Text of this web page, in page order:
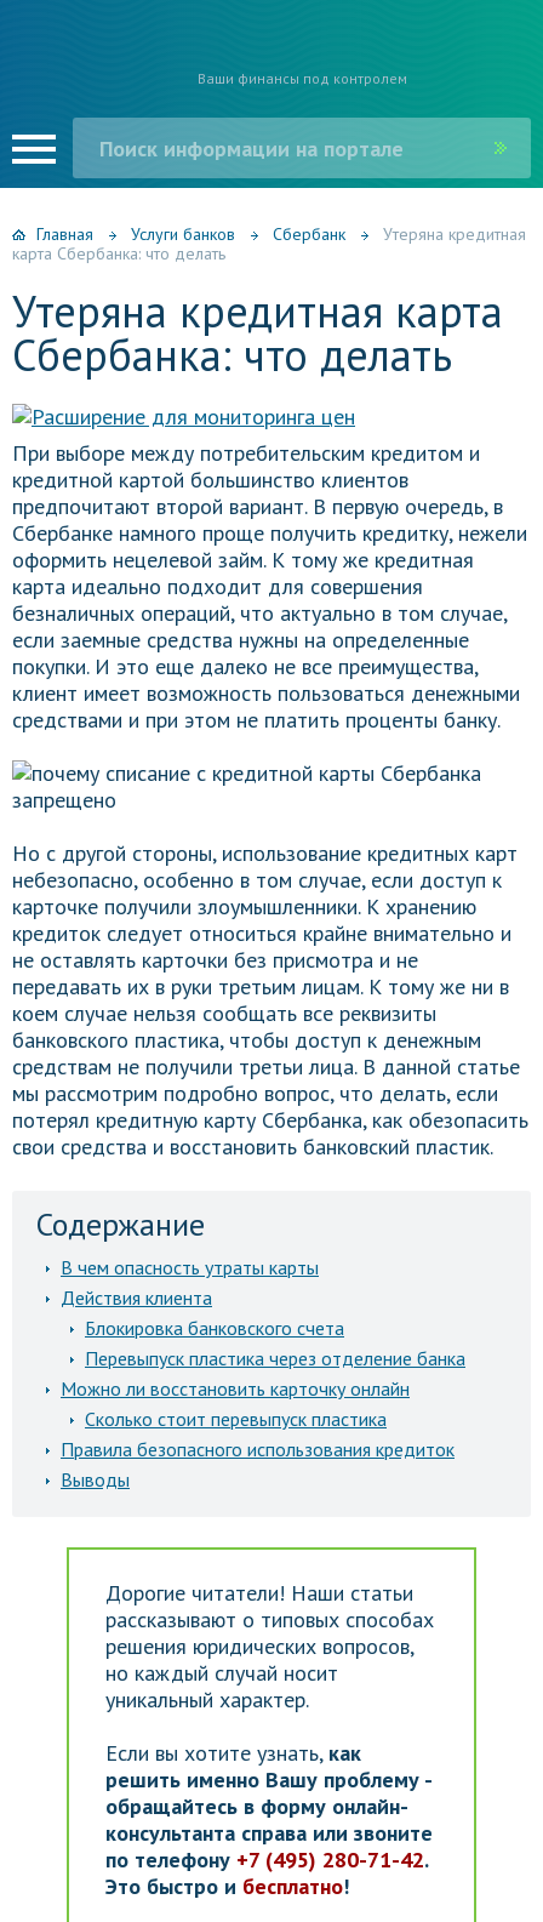
Ваши финансы под контролем
Главная Услуги банков Сбербанк
Утеряна кредитная
карта Сбербанка: что делать
Утеряна кредитная карта
Сбербанка: что делать
При выборе между потребительским кредитом и
кредитной картой большинство клиентов
предпочитают второй вариант. В первую очередь, в
Сбербанке намного проще получить кредитку, нежели
оформить нецелевой займ. К тому же кредитная
карта идеально подходит для совершения
безналичных операций, что актуально в том случае,
если заемные средства нужны на определенные
покупки. И это еще далеко не все преимущества,
клиент имеет возможность пользоваться денежными
средствами и при этом не платить проценты банку.
Но с другой стороны, использование кредитных карт
небезопасно, особенно в том случае, если доступ к
карточке получили злоумышленники. К хранению
кредиток следует относиться крайне внимательно и
не оставлять карточки без присмотра и не
передавать их в руки третьим лицам. К тому же ни в
коем случае нельзя сообщать все реквизиты
банковского пластика, чтобы доступ к денежным
средствам не получили третьи лица. В данной статье
мы рассмотрим подробно вопрос, что делать, если
потерял кредитную карту Сбербанка, как обезопасить
свои средства и восстановить банковский пластик.
Содержание
В чем опасность утраты карты
Действия клиента
Блокировка банковского счета
Перевыпуск пластика через отделение банка
Можно ли восстановить карточку онлайн
Сколько стоит перевыпуск пластика
Правила безопасного использования кредиток
Выводы
Дорогие читатели! Наши статьи
рассказывают о типовых способах
решения юридических вопросов,
но каждый случай носит
уникальный характер.
Если вы хотите узнать, как
решить именно Вашу проблему -
обращайтесь в форму онлайн-
консультанта справа или звоните
по телефону +7 (495) 280-71-42.
Это быстро и бесплатно!